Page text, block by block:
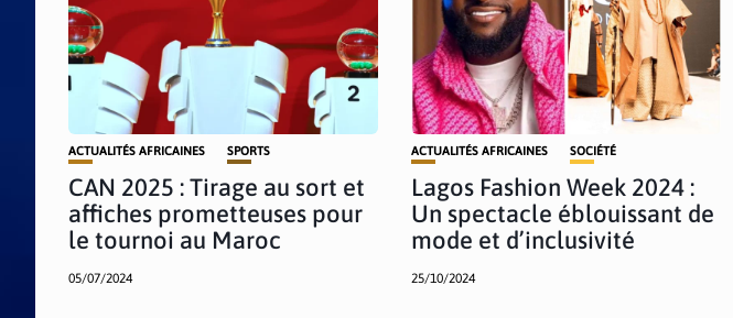
ACTUALITÉS AFRICAINES SPORTS
CAN 2025 : Tirage au sort et
affiches prometteuses pour
le tournoi au Maroc
05/07/2024
ACTUALITÉS AFRICAINES SOCIÉTÉ
Lagos Fashion Week 2024 :
Un spectacle éblouissant de
mode et d’inclusivité
25/10/2024